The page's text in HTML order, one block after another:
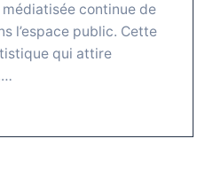
continue de
l’espace public. Cette
qui attire